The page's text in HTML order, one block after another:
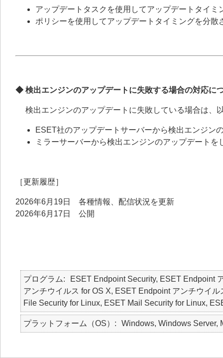
アップデートタスクを使用してアップデートタイミ
ポリシーを使用してアップデートタイミングを分散
◆ 検出エンジンのアップデートに失敗する場合の対応に
検出エンジンのアップデートに失敗している場合は、
ESET社のアップデートサーバーから検出エンジン
ミラーサーバーから検出エンジンのアップデートを
［更新履歴］
2026年6月19日 各種情報、配信状況を更新
2026年6月17日 公開
プログラム
ESET Endpoint Security, ESET Endpoint
アンチウイルス for OS X, ESET Endpoint アンチウイ
File Security for Linux, ESET Mail Security for Linux,
プラットフォーム（OS） Windows, Windows Server,